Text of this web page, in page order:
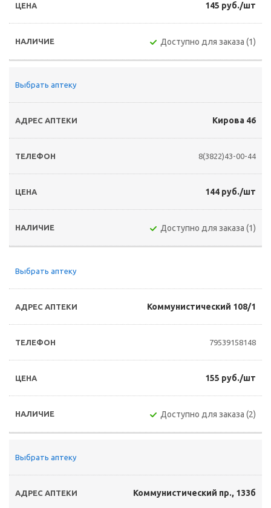
145 руб./шт
Доступно для заказа (1)
Выбрать аптеку
Кирова 46
8(3822)43-00-44
144 руб./шт
Доступно для заказа (1)
Выбрать аптеку
Коммунистический 108/1
79539158148
155 руб./шт
Доступно для заказа (2)
Выбрать аптеку
Коммунистический пр., 133б